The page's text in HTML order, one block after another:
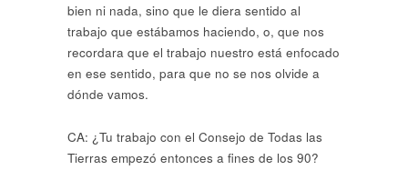
bien ni nada, sino que le diera sentido al
trabajo que estábamos haciendo, o, que nos
recordara que el trabajo nuestro está enfocado
en ese sentido, para que no se nos olvide a
dónde vamos.
CA: ¿Tu trabajo con el Consejo de Todas las
Tierras empezó entonces a fines de los 90?